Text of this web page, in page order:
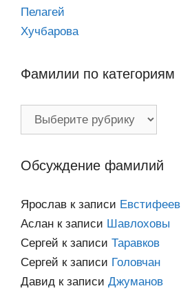
Пелагей
Хучбарова
Фамилии по категориям
Обсуждение фамилий
Ярослав к записи Евстифеев
Аслан к записи Шавлоховы
Сергей к записи Таравков
Сергей к записи Головчан
Давид к записи Джуманов